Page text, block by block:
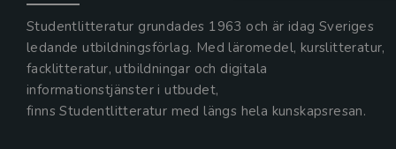
Studentlitteratur grundades 1963 och är idag Sveriges
ledande utbildningsförlag. Med läromedel, kurslitteratur,
facklitteratur, utbildningar och digitala
informationstjänster i utbudet,
finns Studentlitteratur med längs hela kunskapsresan.